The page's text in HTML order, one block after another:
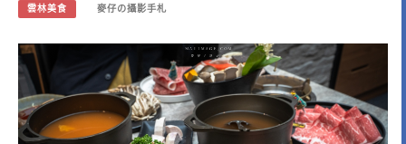
雲林美食 麥仔の攝影手札